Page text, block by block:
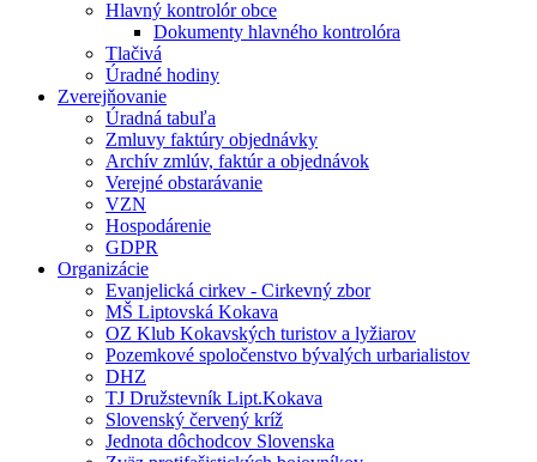
Hlavný kontrolór obce
Dokumenty hlavného kontrolóra
Tlačivá
Úradné hodiny
Zverejňovanie
Úradná tabuľa
Zmluvy faktúry objednávky
Archív zmlúv, faktúr a objednávok
Verejné obstarávanie
VZN
Hospodárenie
GDPR
Organizácie
Evanjelická cirkev - Cirkevný zbor
MŠ Liptovská Kokava
OZ Klub Kokavských turistov a lyžiarov
Pozemkové spoločenstvo bývalých urbarialistov
DHZ
TJ Družstevník Lipt.Kokava
Slovenský červený kríž
Jednota dôchodcov Slovenska